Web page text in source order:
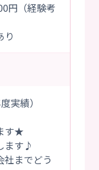
円（経験考
実績）
す★
ます♪
社までどう